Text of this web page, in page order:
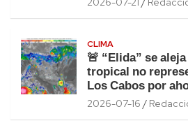
CLIMA
🚨 “Elida” se
tropical no
Los Cabos por
2026-07-16